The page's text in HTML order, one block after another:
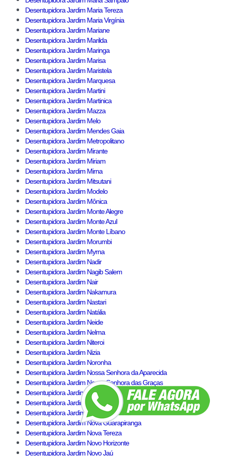
Desentupidora Jardim Maria Tereza
Desentupidora Jardim Maria Virgínia
Desentupidora Jardim Mariane
Desentupidora Jardim Marilda
Desentupidora Jardim Maringa
Desentupidora Jardim Marisa
Desentupidora Jardim Maristela
Desentupidora Jardim Marquesa
Desentupidora Jardim Martini
Desentupidora Jardim Martinica
Desentupidora Jardim Mazza
Desentupidora Jardim Melo
Desentupidora Jardim Mendes Gaia
Desentupidora Jardim Metropolitano
Desentupidora Jardim Mirante
Desentupidora Jardim Miriam
Desentupidora Jardim Mirna
Desentupidora Jardim Mitsutani
Desentupidora Jardim Modelo
Desentupidora Jardim Mônica
Desentupidora Jardim Monte Alegre
Desentupidora Jardim Monte Azul
Desentupidora Jardim Monte Líbano
Desentupidora Jardim Morumbi
Desentupidora Jardim Myrna
Desentupidora Jardim Nadir
Desentupidora Jardim Nagib Salem
Desentupidora Jardim Nair
Desentupidora Jardim Nakamura
Desentupidora Jardim Nastari
Desentupidora Jardim Natália
Desentupidora Jardim Neide
Desentupidora Jardim Nelma
Desentupidora Jardim Niteroi
Desentupidora Jardim Nizia
Desentupidora Jardim Noronha
Desentupidora Jardim Nossa Senhora da Aparecida
Desentupidora Jardim Nossa Senhora das Graças
Desentupidora Jardim Nossa Senhora do Carmo
Desentupidora Jardim Nosso Lar
Desentupidora Jardim Nova Germânia
Desentupidora Jardim Nova Guarapiranga
Desentupidora Jardim Nova Tereza
Desentupidora Jardim Novo Horizonte
Desentupidora Jardim Novo Jaú